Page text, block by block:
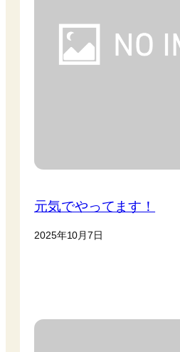
元気でやってます！
2025年10月7日